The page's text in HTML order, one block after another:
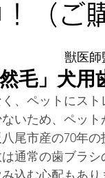
（ご
獣医師
然毛」犬
く、ペットにス
いため、ペッ
尾市産の70年
通常の歯ブラ